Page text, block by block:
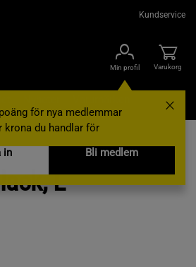
Kundservice
Min profil
för nya medlemmar
krona du handlar för
in
Bli medlem
Varukorg
L